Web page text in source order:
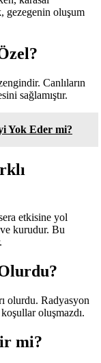
gezegenin oluşum
Canlıların
sağlamıştır.
Yok Eder mi?
etkisine yol
kurudur. Bu
olurdu. Radyasyon
oluşmazdı.
mi?